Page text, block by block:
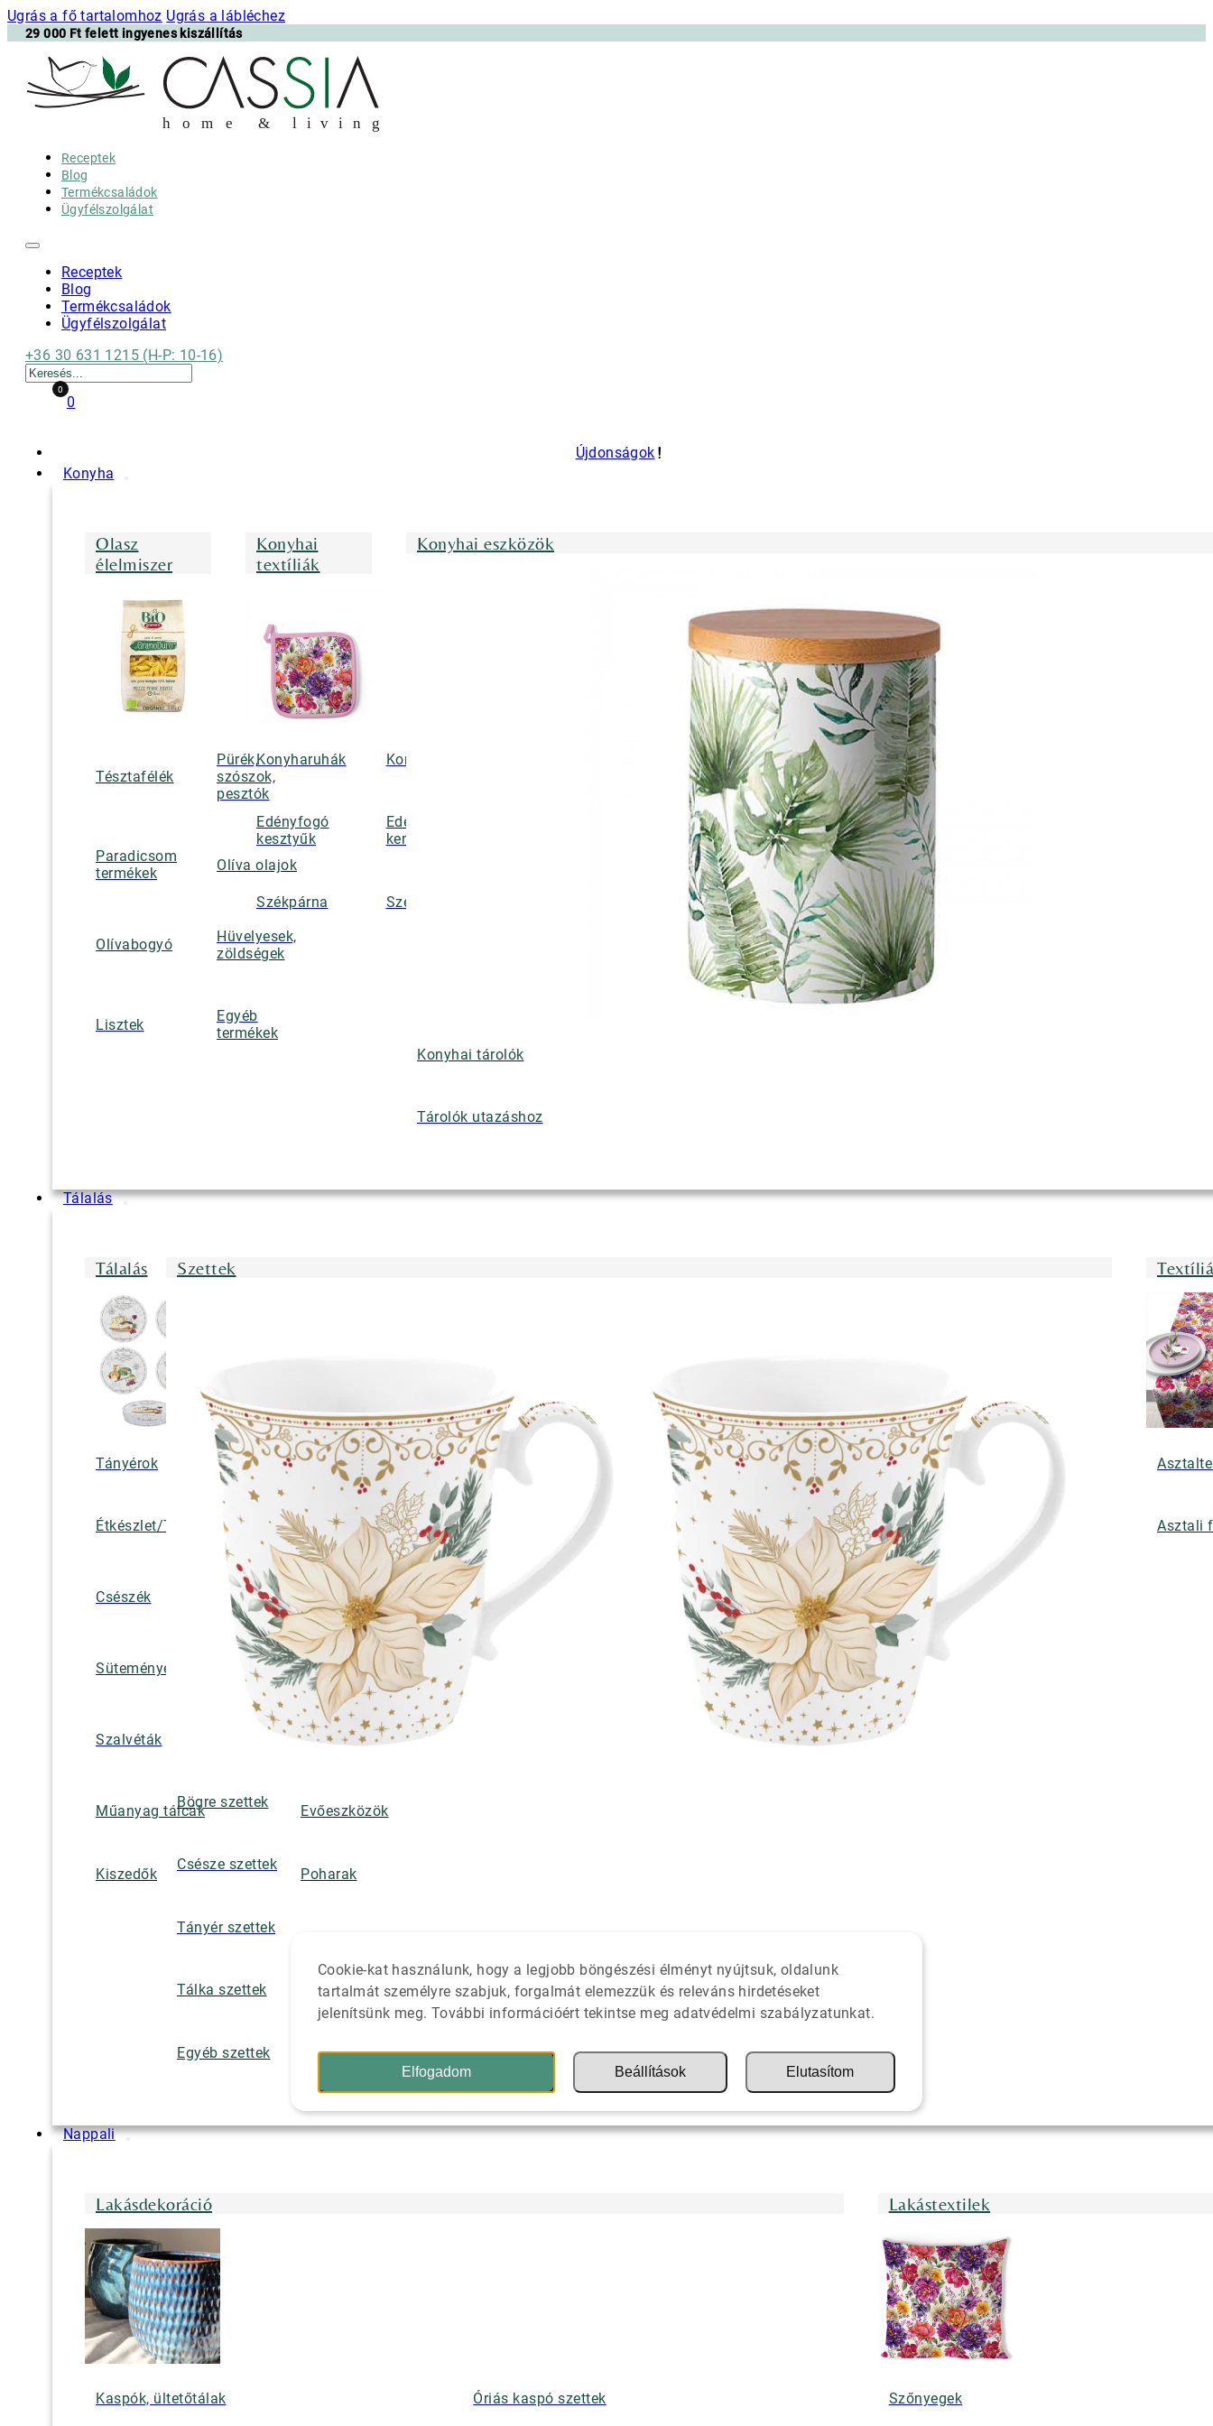
Ugrás a fő tartalomhoz Ugrás a lábléchez
29 000 Ft felett ingyenes kiszállítás
h o m e & l i v i n g
Receptek
Blog
Termékcsaládok
Ügyfélszolgálat
Receptek
Blog
Termékcsaládok
Ügyfélszolgálat
+36 30 631 1215 (H-P: 10-16)
Keresés
0
0
Újdonságok
Konyha
Olasz
élelmiszer
Tésztafélék
Pürék,
szószok,
pesztók
Paradicsom
termékek
Olíva olajok
Olívabogyó
Hüvelyesek,
zöldségek
Lisztek
Egyéb
termékek
Konyhai
textíliák
Konyharuhák Konyhai kötények
Edényfogó
kesztyűk
Edényalátétek,
kenyérkosarak
Székpárna Szettek
Konyhai eszközök
Konyhai tárolók
Tárolók utazáshoz
Tálalás
Tálalás
Tányérok Tálak/Tálcák/Tálalóedények
Étkészlet/Tányérkészlet Bögrék
Csészék
Teáskannák, kancsók,
tejkiöntők, cukortartók
Süteményes és tortatálak Pohár / tányéralátétek
Szalvéták
Szalvétatartók, só- és
borsszórók
Műanyag tálcák Evőeszközök
Kiszedők Poharak
Szettek
Bögre szettek
Csésze szettek
Tányér szettek
Tálka szettek
Egyéb szettek
Asztali
Nappali
Lakásdekoráció
Kaspók, ültetőtálak Óriás kaspó szettek
Lakástextilek
Szőnyegek
Cookie-kat használunk, hogy a legjobb böngészési élményt nyújtsuk, oldalunk
tartalmát személyre szabjuk, forgalmát elemezzük és releváns hirdetéseket
jelenítsünk meg. További információért tekintse meg adatvédelmi szabályzatunkat.
Elfogadom Beállítások Elutasítom